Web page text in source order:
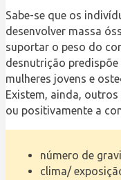
Sabe-se que os
desenvolver massa
suportar o peso do
desnutrição
mulheres jovens e
Existem, ainda,
ou positivamente a
número de
clima/